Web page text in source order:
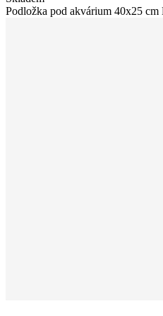
Podložka pod akvárium 40x25